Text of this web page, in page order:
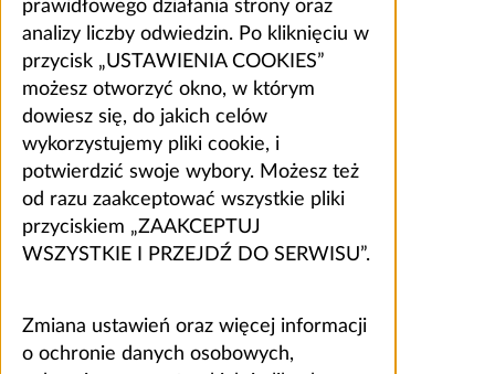
prawidłowego działania strony oraz
analizy liczby odwiedzin. Po kliknięciu w
przycisk „USTAWIENIA COOKIES”
możesz otworzyć okno, w którym
dowiesz się, do jakich celów
wykorzystujemy pliki cookie, i
potwierdzić swoje wybory. Możesz też
od razu zaakceptować wszystkie pliki
przyciskiem „ZAAKCEPTUJ
WSZYSTKIE I PRZEJDŹ DO SERWISU”.
Zmiana ustawień oraz więcej informacji
o ochronie danych osobowych,